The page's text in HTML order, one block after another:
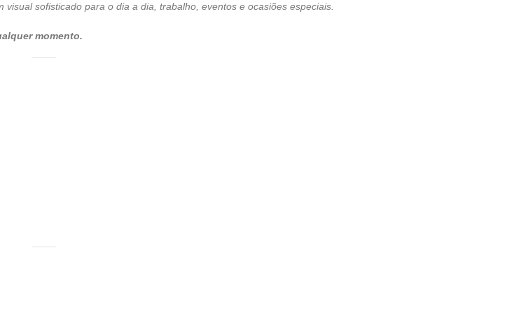
sofisticado para o dia a dia, trabalho, eventos e ocasiões especiais.
momento.